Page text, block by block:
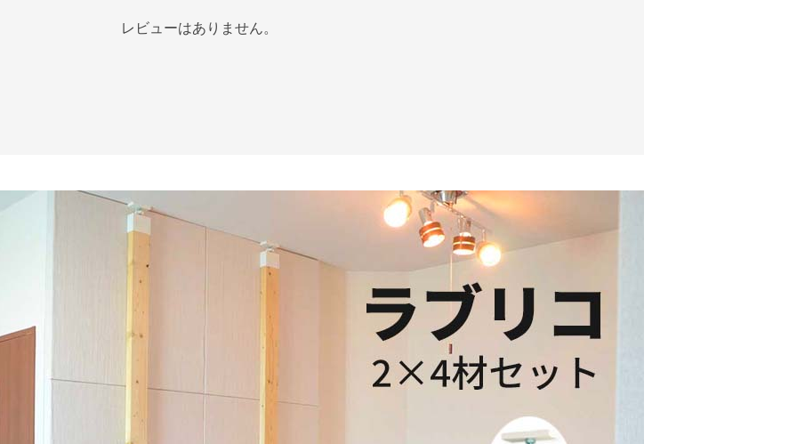
レビューはありません。